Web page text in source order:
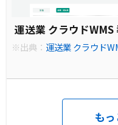
運送業 クラウドWMS
※出典： 運送業 クラウド
も